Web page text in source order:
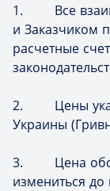
1. Все
и Заказчиком
расчетные
2. Цены
Украины
3. Цена
измениться до